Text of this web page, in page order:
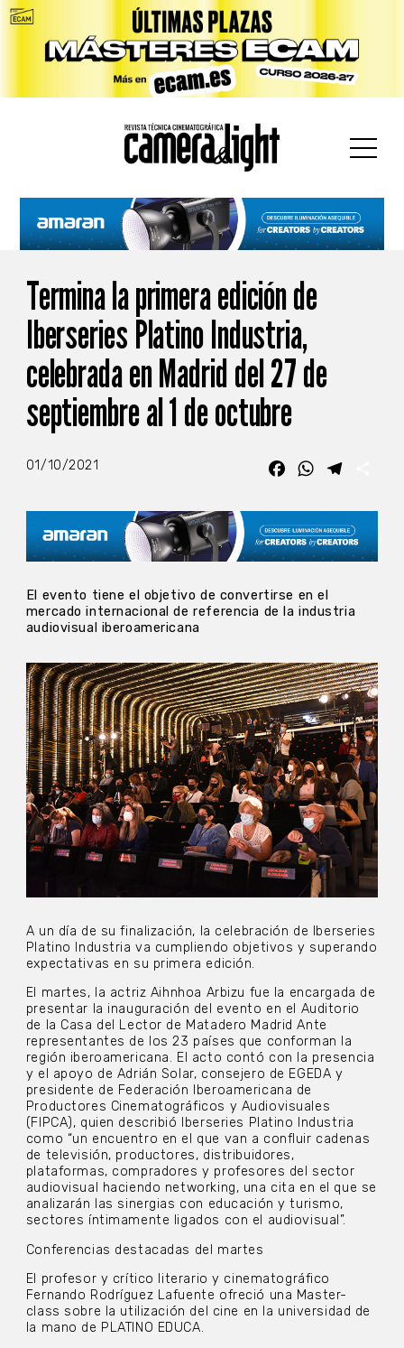
Termina la primera edición de
Iberseries Platino Industria,
celebrada en Madrid del 27 de
septiembre al 1 de octubre
01/10/2021 FacebookWhatsApp
El evento tiene el objetivo de convertirse en el
mercado internacional de referencia de la industria
audiovisual iberoamericana
A un día de su finalización, la celebración de Iberseries
Platino Industria va cumpliendo objetivos y superando
expectativas en su primera edición.
El martes, la actriz Aihnhoa Arbizu fue la encargada de
presentar la inauguración del evento en el Auditorio
de la Casa del Lector de Matadero Madrid Ante
representantes de los 23 países que conforman la
región iberoamericana. El acto contó con la presencia
y el apoyo de Adrián Solar, consejero de EGEDA y
presidente de Federación Iberoamericana de
Productores Cinematográficos y Audiovisuales
(FIPCA), quien describió Iberseries Platino Industria
como “un encuentro en el que van a confluir cadenas
de televisión, productores, distribuidores,
plataformas, compradores y profesores del sector
audiovisual haciendo networking, una cita en el que se
analizarán las sinergias con educación y turismo,
sectores íntimamente ligados con el audiovisual”.
Conferencias destacadas del martes
El profesor y crítico literario y cinematográfico
Fernando Rodríguez Lafuente ofreció una Master-
class sobre la utilización del cine en la universidad de
la mano de PLATINO EDUCA.